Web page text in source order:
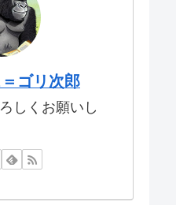
＝ゴリ次郎
しくお願いし